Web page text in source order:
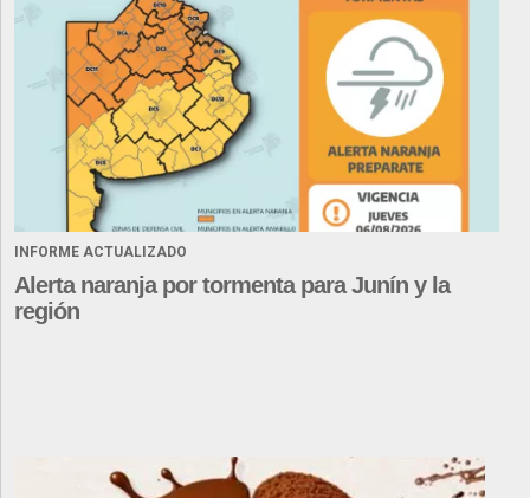
INFORME ACTUALIZADO
Alerta naranja por tormenta para Junín y la
región